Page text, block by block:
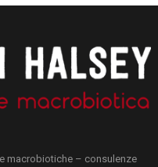
macrobiotiche – consulenze